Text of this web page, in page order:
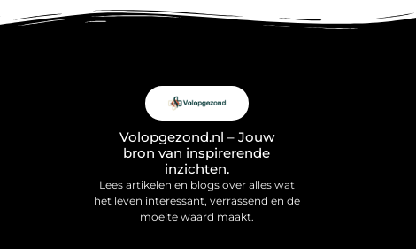
Volopgezond.nl – Jouw
bron van inspirerende
inzichten.
Lees artikelen en blogs over alles wat
het leven interessant, verrassend en de
moeite waard maakt.